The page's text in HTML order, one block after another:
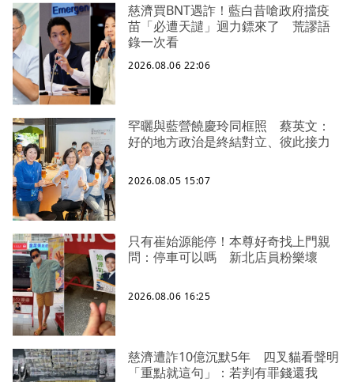
慈濟買BNT遇詐！藍白昔嗆政府擋疫
苗「必遭天譴」迴力鏢來了 荒謬語
錄一次看
2026.08.06 22:06
罕曬與藍營饒慶玲同框照 蔡英文：
好的地方政治是終結對立、彼此接力
2026.08.05 15:07
只有崔始源能停！本尊好奇找上門親
問：停車可以嗎 新北店員粉樂壞
2026.08.06 16:25
慈濟遭詐10億沉默5年 四叉貓看聲明
「重點就這句」：若判有罪錢還我